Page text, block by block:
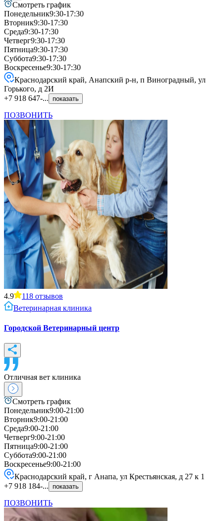
Смотреть график
Понедельник9:30-17:30
Вторник9:30-17:30
Среда9:30-17:30
Четверг9:30-17:30
Пятница9:30-17:30
Суббота9:30-17:30
Воскресенье9:30-17:30
Краснодарский край, Анапский р-н, п Виноградный, ул
Горького, д 2И
+7 918 647-...
показать
ПОЗВОНИТЬ
4.9 118 отзывов
Ветеринарная клиника
Городской Ветеринарный центр
Отличная вет клиника
Смотреть график
Понедельник9:00-21:00
Вторник9:00-21:00
Среда9:00-21:00
Четверг9:00-21:00
Пятница9:00-21:00
Суббота9:00-21:00
Воскресенье9:00-21:00
Краснодарский край, г Анапа, ул Крестьянская, д 27 к 1
+7 918 184-...
показать
ПОЗВОНИТЬ